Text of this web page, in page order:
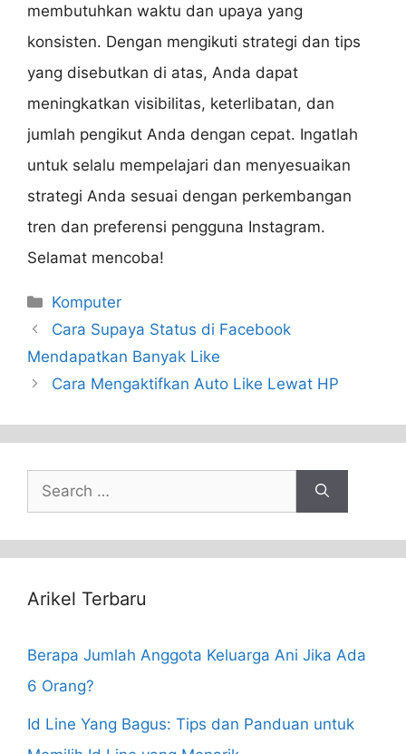
membutuhkan waktu dan upaya yang
konsisten. Dengan mengikuti strategi dan tips
yang disebutkan di atas, Anda dapat
meningkatkan visibilitas, keterlibatan, dan
jumlah pengikut Anda dengan cepat. Ingatlah
untuk selalu mempelajari dan menyesuaikan
strategi Anda sesuai dengan perkembangan
tren dan preferensi pengguna Instagram.
Selamat mencoba!
Categories
Komputer
Cara Supaya Status di Facebook
Mendapatkan Banyak Like
Cara Mengaktifkan Auto Like Lewat HP
Search
for:
Arikel Terbaru
Berapa Jumlah Anggota Keluarga Ani Jika Ada
6 Orang?
Id Line Yang Bagus: Tips dan Panduan untuk